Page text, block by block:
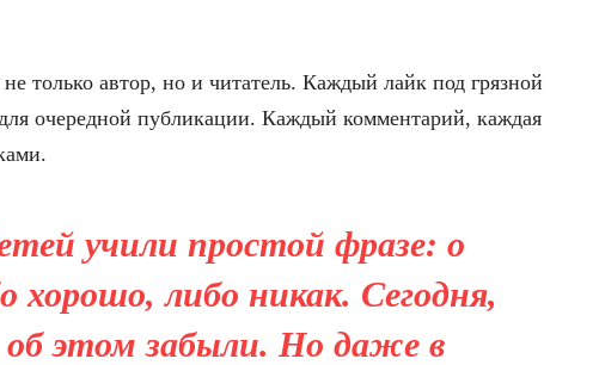
только автор, но и читатель. Каждый лайк под грязной
очередной публикации. Каждый комментарий, каждая
учили простой фразе: о
хорошо, либо никак. Сегодня,
этом забыли. Но даже в